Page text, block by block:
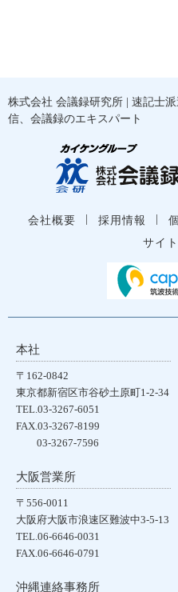
株式会社 会議録研究所 | 速記士
信、会議録のエキスパート
会社概要 採用情報
サイ
本社
〒162-0842
東京都新宿区市谷砂土原町1-2-34
TEL.03-3267-6051
FAX.03-3267-8199
03-3267-7596
大阪営業所
〒556-0011
大阪府大阪市浪速区難波中3-5-13
TEL.06-6646-0031
FAX.06-6646-0791
沖縄連絡事務所